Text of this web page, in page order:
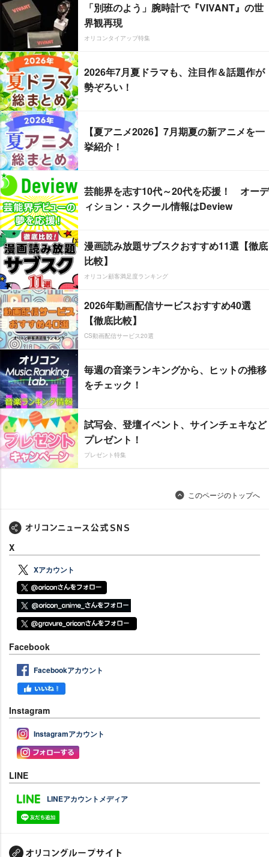
「別班のよう」腕時計で『VIVANT』の世
界観再現
オリコンタイアップ特集
2026年7月夏ドラマも、注目作＆話題作が
勢ぞろい！
【夏アニメ2026】7月期夏の新アニメを一
挙紹介！
芸能界を志す10代～20代を応援！ オーデ
ィション・スクール情報はDeview
漫画読み放題サブスクおすすめ11選【徹底
比較】
オリコン顧客満足度ランキング
2026年動画配信サービスおすすめ40選
【徹底比較】
CS動画配信サービス20選
毎週の音楽ランキングから、ヒットの推移
をチェック！
試写会、登壇イベント、サインチェキなど
プレゼント！
プレゼント特集
このページのトップへ
X
Xアカウント
Facebook
Facebookアカウント
Instagram
Instagramアカウント
LINE
LINEアカウントメディア